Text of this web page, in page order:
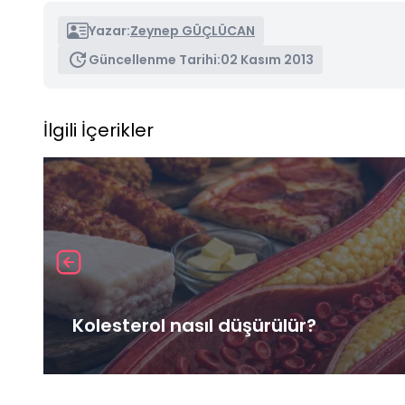
Yazar:Zeynep GÜÇLÜCAN
Güncellenme Tarihi:02 Kasım 2013
İlgili İçerikler
Kolesterol nasıl düşürülür?